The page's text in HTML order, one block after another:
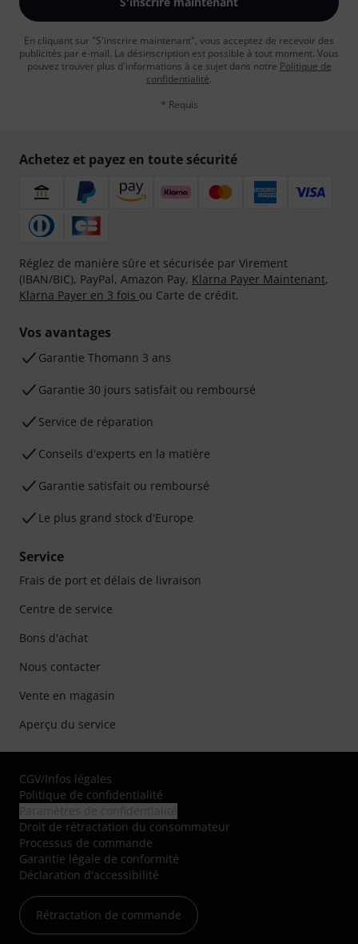
En cliquant sur "S'inscrire maintenant", vous acceptez de recevoir des
publicités par e-mail. La désinscription est possible à tout moment. Vous
pouvez trouver plus d'informations à ce sujet dans notre Politique de
confidentialité.
* Requis
Achetez et payez en toute sécurité
Réglez de manière sûre et sécurisée par Virement
(IBAN/BIC), PayPal, Amazon Pay, Klarna Payer Maintenant,
Klarna Payer en 3 fois ou Carte de crédit.
Vos avantages
Ga­ran­tie Thomann 3 ans
Garantie 30 jours satisfait ou remboursé
Service de réparation
Conseils d'experts en la matière
Garantie satisfait ou remboursé
Le plus grand stock d'Europe
Service
Frais de port et délais de livraison
Centre de service
Bons d'achat
Nous contacter
Vente en magasin
Aperçu du service
CGV/Infos légales
Politique de confidentialité
Droit de rétractation du consommateur
Processus de commande
Garantie légale de conformité
Déclaration d'accessibilité
Rétractation de commande